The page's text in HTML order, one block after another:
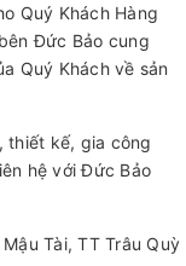
Quý Khách Hàng
Đức Bảo cung
Quý Khách về sản
thiết kế, gia công
hệ với Đức Bảo
Tài, TT Trâu Quỳ